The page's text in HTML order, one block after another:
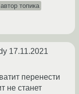
автор топика
17.11.2021
перенести
не станет